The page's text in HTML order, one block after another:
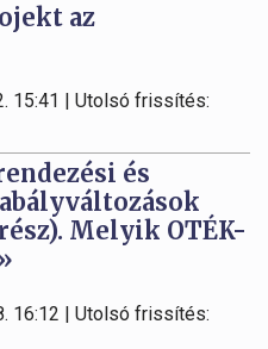
az
15:41 | Utolsó frissítés:
és
Melyik OTÉK-
16:12 | Utolsó frissítés: